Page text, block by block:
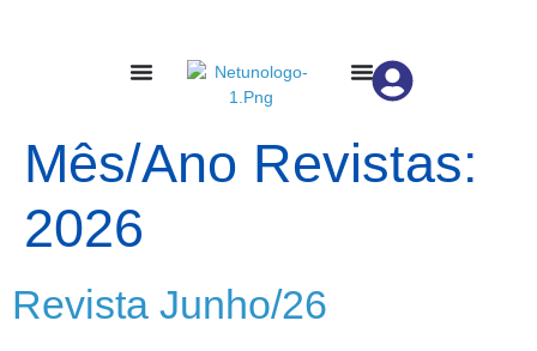
Mês/Ano Revistas:
2026
Revista Junho/26